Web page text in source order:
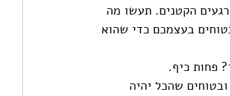
הקטנים. תעשו מה
בעצמכם כדי שהוא
פחות כיף.
שהכל יהיה